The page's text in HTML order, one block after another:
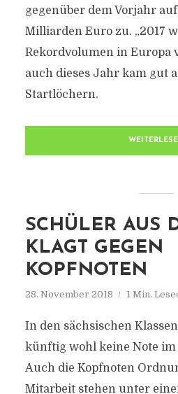
gegenüber dem Vorjahr auf
Milliarden Euro zu. „2017
Rekordvolumen in Europa
auch dieses Jahr kam gut
Startlöchern.
SCHÜLER AUS
KLAGT GEGEN
KOPFNOTEN
28. November 2018 1 Min.
In den sächsischen
künftig wohl keine Note im
Auch die Kopfnoten
Mitarbeit stehen unter